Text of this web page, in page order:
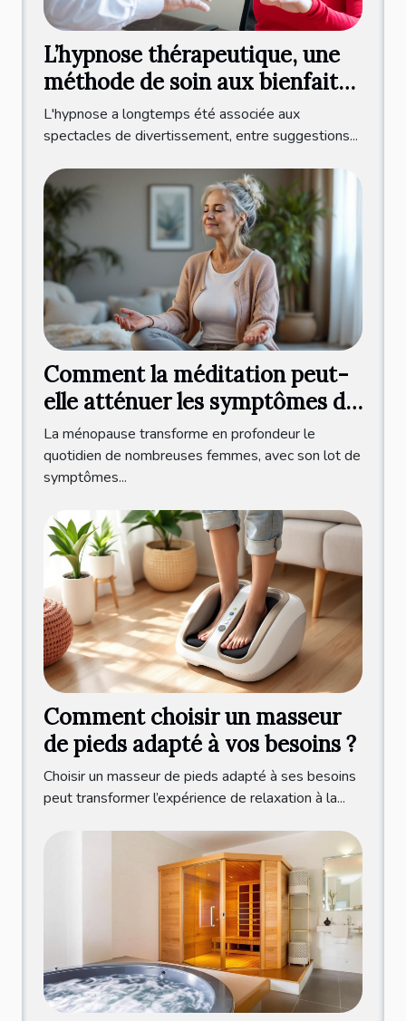
L’hypnose thérapeutique, une
méthode de soin aux bienfaits
multiples !
L'hypnose a longtemps été associée aux
spectacles de divertissement, entre suggestions...
Comment la méditation peut-
elle atténuer les symptômes de
la ménopause ?
La ménopause transforme en profondeur le
quotidien de nombreuses femmes, avec son lot de
symptômes...
Comment choisir un masseur
de pieds adapté à vos besoins ?
Choisir un masseur de pieds adapté à ses besoins
peut transformer l’expérience de relaxation à la...